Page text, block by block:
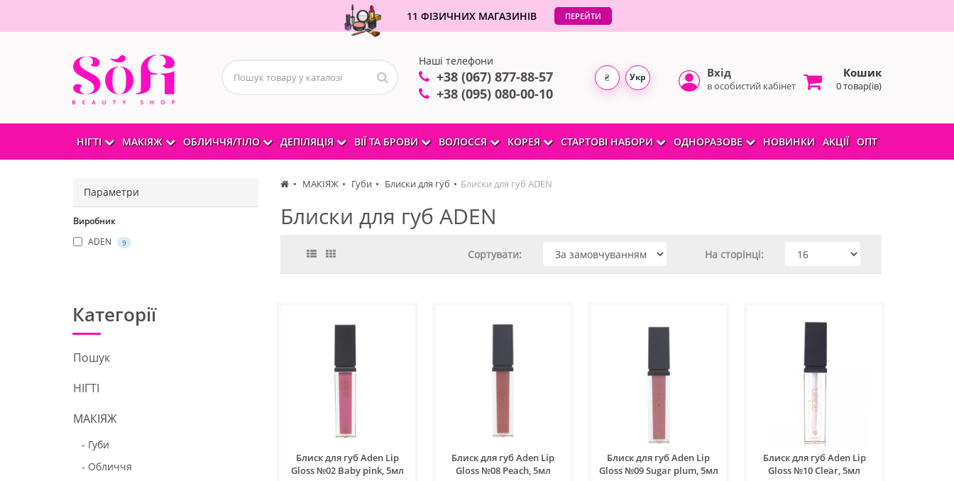
11 ФІЗИЧНИХ МАГАЗИНІВ ПЕРЕЙТИ
Наші телефони
+38 (067) 877-88-57
+38 (095) 080-00-10
₴ Укр Вхід
в особистий кабінет
Кошик
0 товар(ів)
НІГТІ МАКІЯЖ ОБЛИЧЧЯ/ТІЛО ДЕПІЛЯЦІЯ ВІЇ ТА БРОВИ ВОЛОССЯ КОРЕЯ СТАРТОВІ НАБОРИ ОДНОРАЗОВЕ НОВИНКИ АКЦІЇ ОПТ
Параметри
Виробник
ADEN
9
Категорії
Пошук
НІГТІ
МАКІЯЖ
- Губи
- Обличчя
МАКІЯЖ Губи Блиски для губ Блиски для губ ADEN
Блиски для губ ADEN
Сортувати: На сторінці:
Блиск для губ Aden Lip
Gloss №02 Baby pink, 5мл
Блиск для губ Aden Lip
Gloss №08 Peach, 5мл
Блиск для губ Aden Lip
Gloss №09 Sugar plum, 5мл
Блиск для губ Aden Lip
Gloss №10 Clear, 5мл